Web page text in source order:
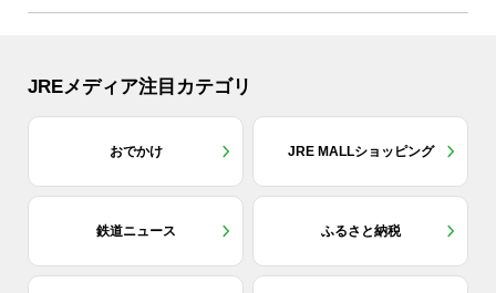
JREメディア注目カテゴリ
おでかけ JRE MALLショッピング
鉄道ニュース ふるさと納税